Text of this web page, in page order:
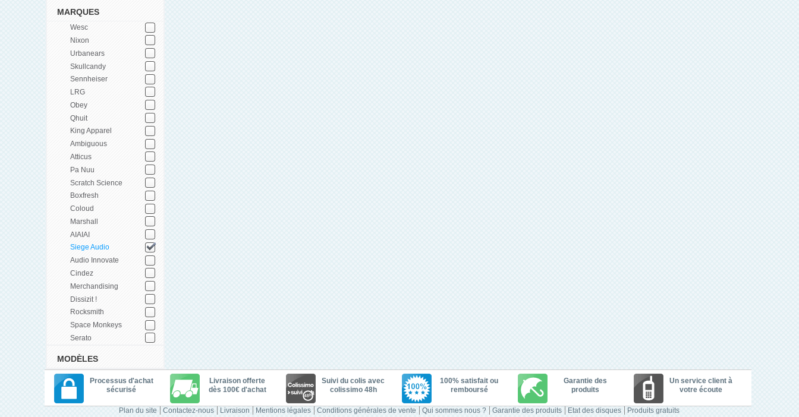
MARQUES
Wesc
Nixon
Urbanears
Skullcandy
Sennheiser
LRG
Obey
Qhuit
King Apparel
Ambiguous
Atticus
Pa Nuu
Scratch Science
Boxfresh
Coloud
Marshall
AIAIAI
Siege Audio
Audio Innovate
Cindez
Merchandising
Dissizit !
Rocksmith
Space Monkeys
Serato
MODÈLES
Processus d'achat
sécurisé
Livraison offerte
dès 100€ d'achat
Suivi du colis avec
colissimo 48h
100% satisfait ou
remboursé
Garantie des
produits
Un service client à
votre écoute
Plan du site Contactez-nous Livraison Mentions légales Conditions générales de vente Qui sommes nous ? Garantie des produits Etat des disques Produits gratuits